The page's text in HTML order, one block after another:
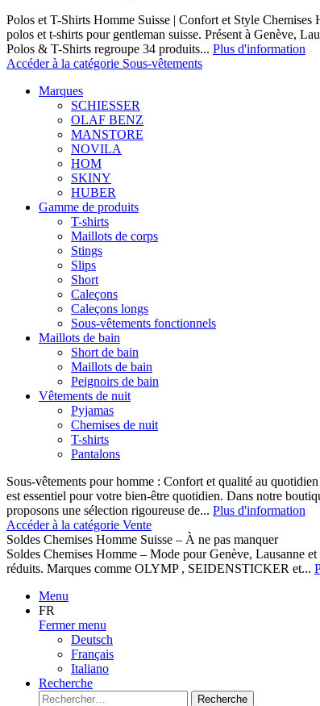
Polos et T-Shirts Homme Suisse | Confort et Style Chemises
polos et t-shirts pour gentleman suisse. Présent à Genève,
Polos & T-Shirts regroupe 34 produits... Plus d'information
Accéder à la catégorie Sous-vêtements
Marques
SCHIESSER
OLAF BENZ
MANSTORE
NOVILA
HOM
SKINY
HUBER
Gamme de produits
T-shirts
Maillots de corps
Stings
Slips
Short
Caleçons
Caleçons longs
Sous-vêtements fonctionnels
Maillots de bain
Short de bain
Maillots de bain
Peignoirs de bain
Vêtements de nuit
Pyjamas
Chemises de nuit
T-shirts
Pantalons
Sous-vêtements pour homme : Confort et qualité au
est essentiel pour votre bien-être quotidien. Dans notre
proposons une sélection rigoureuse de... Plus d'information
Accéder à la catégorie Vente
Soldes Chemises Homme Suisse – À ne pas manquer
Soldes Chemises Homme – Mode pour Genève, Lausanne
réduits. Marques comme OLYMP , SEIDENSTICKER et...
Menu
FR
Fermer menu
Deutsch
Français
Italiano
Recherche
Recherche